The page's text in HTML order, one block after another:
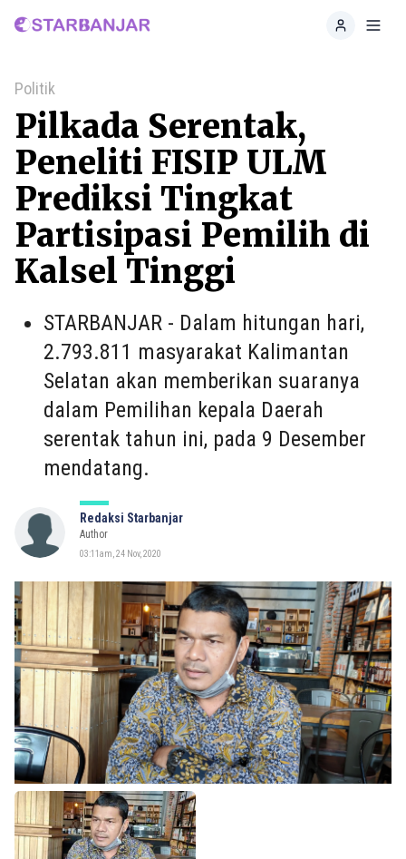
Home
Politik
Pilkada Serentak,
Peneliti FISIP ULM
Prediksi Tingkat
Partisipasi Pemilih di
Kalsel Tinggi
STARBANJAR - Dalam hitungan hari,
2.793.811 masyarakat Kalimantan
Selatan akan memberikan suaranya
dalam Pemilihan kepala Daerah
serentak tahun ini, pada 9 Desember
mendatang.
Redaksi Starbanjar
Author
03:11am, 24 Nov, 2020